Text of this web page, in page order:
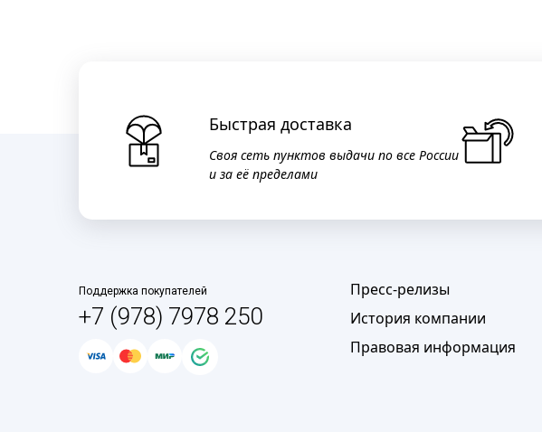
Быстрая доставка
Своя сеть пунктов выдачи по все России
и за её пределами
Поддержка покупателей
+7 (978) 7978 250
Пресс-релизы
История компании
Правовая информация